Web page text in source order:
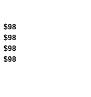
$98
$98
$98
$98